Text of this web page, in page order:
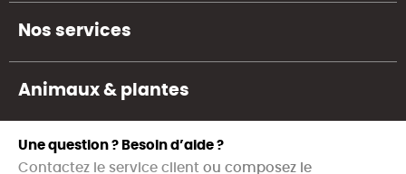
Nos services
Animaux & plantes
Une question ? Besoin d’aide ?
Contactez le service client ou composez le